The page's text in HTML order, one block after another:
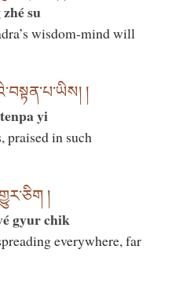
su
wisdom-mind will
།
yi
praised in such
།
gyur chik
everywhere, far